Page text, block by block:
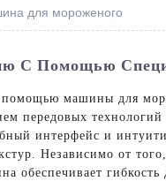
для мороженого
С Помощью
машины для
передовых
интерфейс и
Независимо от
обеспечивает